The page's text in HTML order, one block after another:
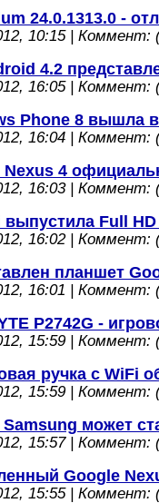
24.0.1313.0 -
10:15 | Коммент:
4.2
16:05 | Коммент:
Phone 8 вышла
16:04 | Коммент:
Nexus 4
16:03 | Коммент:
выпустила Full
16:02 | Коммент:
планшет
16:01 | Коммент:
P2742G -
15:59 | Коммент:
ручка с WiFi
15:59 | Коммент:
Samsung может
15:57 | Коммент:
Google
15:55 | Коммент: